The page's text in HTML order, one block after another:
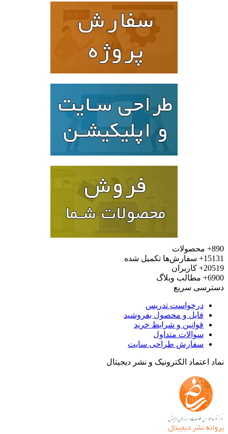
محصولات
سفارش‌ها تکمیل شده
کاربران
مطالب وبلاگ
سریع
درخواست تدریس
فایل و محصول بفروشید
قوانین و شرایط خرید
سوالات متداول
سفارش طراحی سایت
اعتماد الکترونیک و نشر دیجیتال